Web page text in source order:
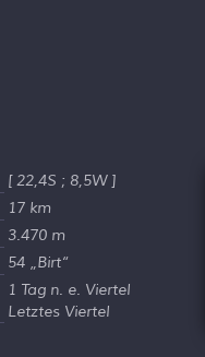
[ 22,4S ; 8,5W ]
17 km
3.470 m
54
Birt
1 Tag n. e. Viertel
Letztes Viertel